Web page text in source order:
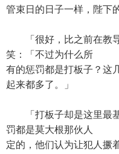
管束日的日子一样，陛下
「很好，比之前在教导
笑：「不过为什么所
有的惩罚都是打板子？这
起来都多了。」
「打板子却是这里最基
罚都是莫大根那伙人
定的，他们认为让犯人撅